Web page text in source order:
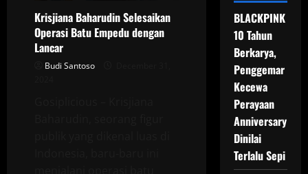
Krisjiana Baharudin Selesaikan
Operasi Batu Empedu dengan
Lancar
Budi Santoso
BLACKPINK
10 Tahun
Berkarya,
Penggemar
Kecewa
Perayaan
Anniversary
Dinilai
Terlalu Sepi